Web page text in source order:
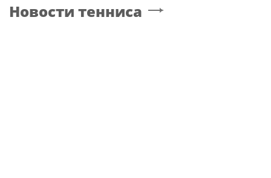
Новости тенниса